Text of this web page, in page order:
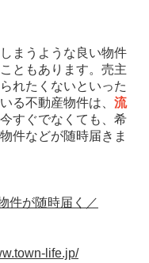
まうような良い物件
ともあります。売主
れたくないといった
る不動産物件は、 流
すぐでなくても、希
件などが随時届きま
件が随時届く／
life.jp/